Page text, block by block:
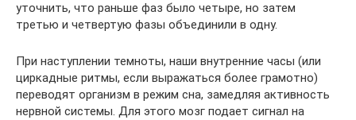
уточнить, что раньше фаз было четыре, но затем
третью и четвертую фазы объединили в одну.
При наступлении темноты, наши внутренние часы (или
циркадные ритмы, если выражаться более грамотно)
переводят организм в режим сна, замедляя активность
нервной системы. Для этого мозг подает сигнал на